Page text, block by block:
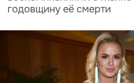
годовщину её смерти